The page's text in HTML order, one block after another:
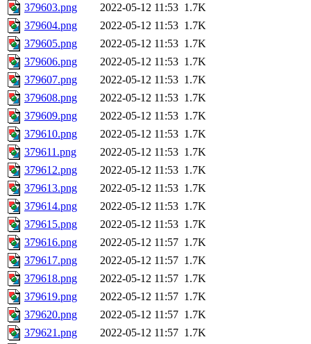
379603.png
2022-05-12 11:53 1.7K
379604.png
2022-05-12 11:53 1.7K
379605.png
2022-05-12 11:53 1.7K
379606.png
2022-05-12 11:53 1.7K
379607.png
2022-05-12 11:53 1.7K
379608.png
2022-05-12 11:53 1.7K
379609.png
2022-05-12 11:53 1.7K
379610.png
2022-05-12 11:53 1.7K
379611.png
2022-05-12 11:53 1.7K
379612.png
2022-05-12 11:53 1.7K
379613.png
2022-05-12 11:53 1.7K
379614.png
2022-05-12 11:53 1.7K
379615.png
2022-05-12 11:53 1.7K
379616.png
2022-05-12 11:57 1.7K
379617.png
2022-05-12 11:57 1.7K
379618.png
2022-05-12 11:57 1.7K
379619.png
2022-05-12 11:57 1.7K
379620.png
2022-05-12 11:57 1.7K
379621.png
2022-05-12 11:57 1.7K